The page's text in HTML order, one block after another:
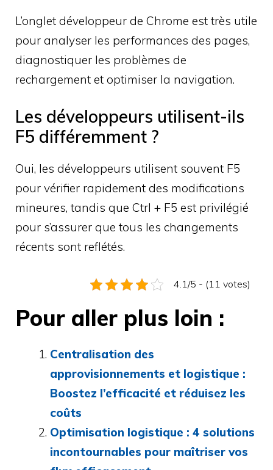
L’onglet développeur de Chrome est très utile
pour analyser les performances des pages,
diagnostiquer les problèmes de
rechargement et optimiser la navigation.
Les développeurs utilisent-ils
F5 différemment ?
Oui, les développeurs utilisent souvent F5
pour vérifier rapidement des modifications
mineures, tandis que Ctrl + F5 est privilégié
pour s’assurer que tous les changements
récents sont reflétés.
4.1/5 - (11 votes)
Pour aller plus loin :
Centralisation des
approvisionnements et logistique :
Boostez l’efficacité et réduisez les
coûts
Optimisation logistique : 4 solutions
incontournables pour maîtriser vos